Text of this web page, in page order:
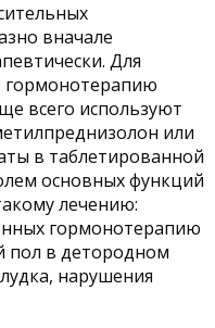
вначале
Для
гормонотерапию
всего используют
или
в таблетированной
основных функций
лечению:
гормонотерапию
пол в детородном
нарушения